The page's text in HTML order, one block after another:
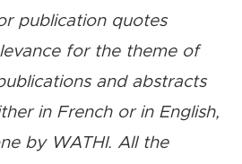
publication quotes
for the theme of
and abstracts
in French or in English,
by WATHI. All the